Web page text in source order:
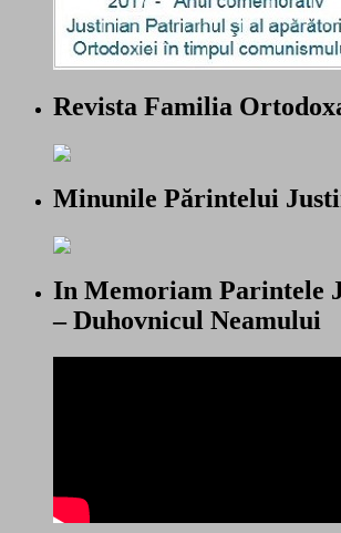
Revista Familia
Minunile Părintelui
In Memoriam Parintele
– Duhovnicul Neamului